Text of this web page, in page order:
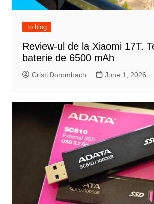
to blog
Review-ul de la Xiaomi 17T.
baterie de 6500 mAh
Cristi Dorombach June 1, 2026